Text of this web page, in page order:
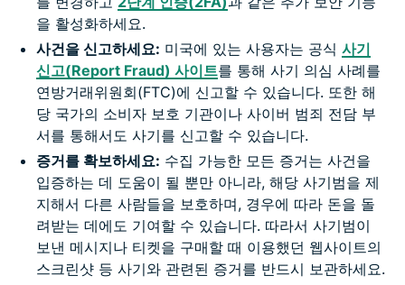
을 활성화하세요.
사건을 신고하세요: 미국에 있는 사용자는 공식 사기
신고(Report Fraud) 사이트를 통해 사기 의심 사례를
연방거래위원회(FTC)에 신고할 수 있습니다. 또한 해
당 국가의 소비자 보호 기관이나 사이버 범죄 전담 부
서를 통해서도 사기를 신고할 수 있습니다.
증거를 확보하세요: 수집 가능한 모든 증거는 사건을
입증하는 데 도움이 될 뿐만 아니라, 해당 사기범을 제
지해서 다른 사람들을 보호하며, 경우에 따라 돈을 돌
려받는 데에도 기여할 수 있습니다. 따라서 사기범이
보낸 메시지나 티켓을 구매할 때 이용했던 웹사이트의
스크린샷 등 사기와 관련된 증거를 반드시 보관하세요.